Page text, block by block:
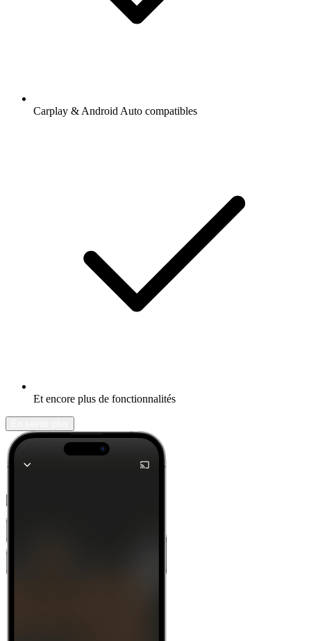
Carplay & Android Auto compatibles
Et encore plus de fonctionnalités